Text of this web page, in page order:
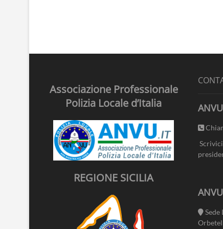
Associazione Professionale
Polizia Locale d’Italia
REGIONE SICILIA
Sede